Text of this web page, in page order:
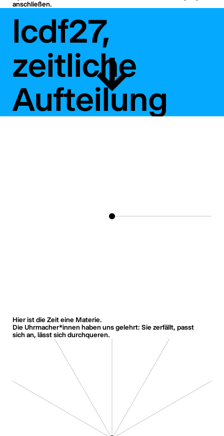
anschließen.
lcdf27,
zeitliche
Aufteilung
Hier ist die Zeit eine Materie.
Die Uhrmacher*innen haben uns gelehrt: Sie zerfällt, passt
sich an, lässt sich durchqueren.